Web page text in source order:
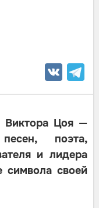
Виктора Цоя —
поэта,
и лидера
своей